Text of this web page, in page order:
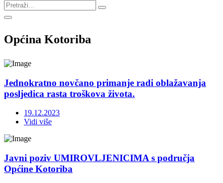
Općina Kotoriba
Jednokratno novčano primanje radi oblažavanja
posljedica rasta troškova života.
19.12.2023
Vidi više
Javni poziv UMIROVLJENICIMA s područja
Općine Kotoriba